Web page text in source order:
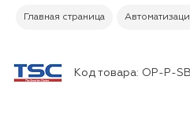
Главная страница
Код товара: OP-P-